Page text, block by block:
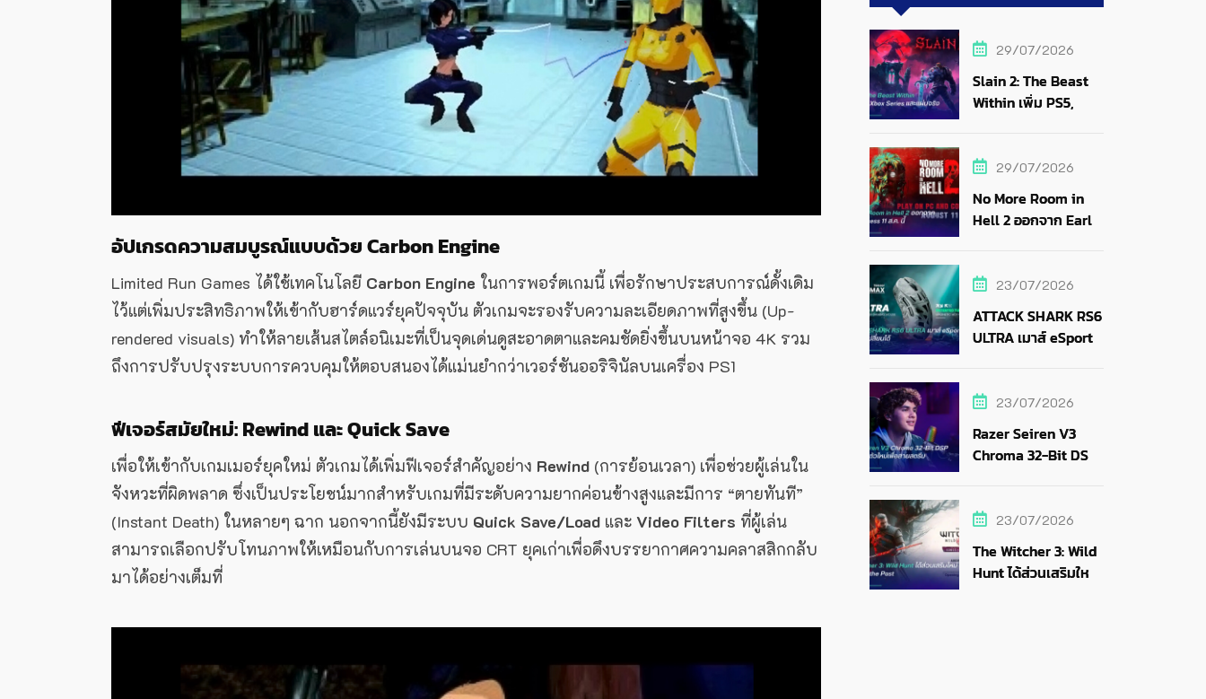
อัปเกรดความสมบูรณ์แบบด้วย Carbon Engine
Limited Run Games ได้ใช้เทคโนโลยี Carbon Engine ในการพอร์ตเกมนี้ เพื่อรักษาประสบการณ์ดั้งเดิม
ไว้แต่เพิ่มประสิทธิภาพให้เข้ากับฮาร์ดแวร์ยุคปัจจุบัน ตัวเกมจะรองรับความละเอียดภาพที่สูงขึ้น (Up-
rendered visuals) ทำให้ลายเส้นสไตล์อนิเมะที่เป็นจุดเด่นดูสะอาดตาและคมชัดยิ่งขึ้นบนหน้าจอ 4K รวม
ถึงการปรับปรุงระบบการควบคุมให้ตอบสนองได้แม่นยำกว่าเวอร์ชันออริจินัลบนเครื่อง PS1
ฟีเจอร์สมัยใหม่: Rewind และ Quick Save
เพื่อให้เข้ากับเกมเมอร์ยุคใหม่ ตัวเกมได้เพิ่มฟีเจอร์สำคัญอย่าง Rewind (การย้อนเวลา) เพื่อช่วยผู้เล่นใน
จังหวะที่ผิดพลาด ซึ่งเป็นประโยชน์มากสำหรับเกมที่มีระดับความยากค่อนข้างสูงและมีการ “ตายทันที”
(Instant Death) ในหลายๆ ฉาก นอกจากนี้ยังมีระบบ Quick Save/Load และ Video Filters ที่ผู้เล่น
สามารถเลือกปรับโทนภาพให้เหมือนกับการเล่นบนจอ CRT ยุคเก่าเพื่อดึงบรรยากาศความคลาสสิกกลับ
มาได้อย่างเต็มที่
29/07/2026
Slain 2: The Beast
Within เพิ่ม PS5,
29/07/2026
No More Room in
Hell 2 ออกจาก Early
23/07/2026
ATTACK SHARK RS6
ULTRA เมาส์ eSports
23/07/2026
Razer Seiren V3
Chroma 32-Bit DSP
23/07/2026
The Witcher 3: Wild
Hunt ได้ส่วนเสริมใหม่